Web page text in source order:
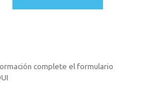
complete el formulario